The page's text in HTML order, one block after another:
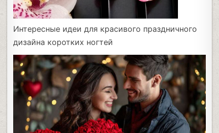
Интересные идеи для красивого праздничного
дизайна коротких ногтей